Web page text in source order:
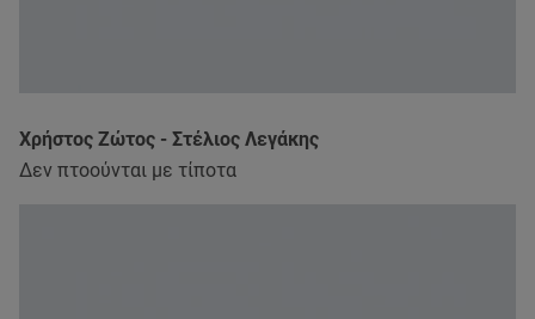
Χρήστος Ζώτος - Στέλιος Λεγάκης
Δεν πτοούνται με τίποτα